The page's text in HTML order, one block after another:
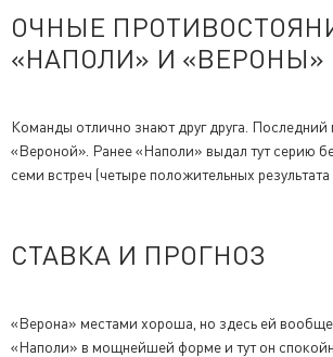
ОЧНЫЕ
«НАПОЛИ» И «ВЕРОНЫ»
Команды отлично знают друг друга. Последний
«Вероной». Ранее «Наполи» выдал тут серию
семи встреч (четыре положительных результата
СТАВКА И ПРОГНОЗ
«Верона» местами хороша, но здесь ей вообще
«Наполи» в мощнейшей форме и тут он